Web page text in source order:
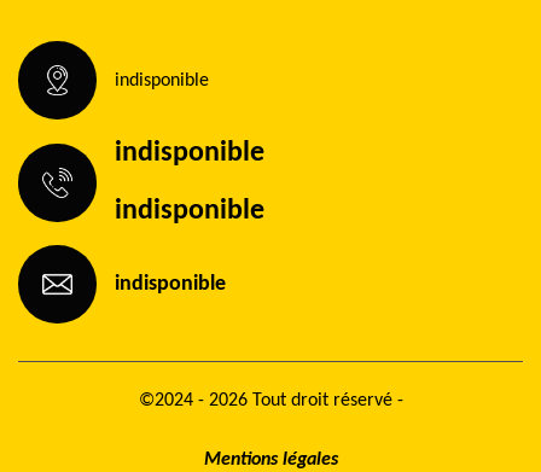
indisponible
indisponible
indisponible
indisponible
©2024 - 2026 Tout droit réservé -
Mentions légales